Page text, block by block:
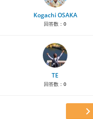
Kogachi OSAKA
回答数： 0
TE
回答数： 0